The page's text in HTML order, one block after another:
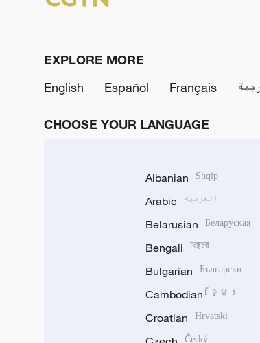
EXPLORE MORE
English
Español Français
CHOOSE YOUR LANGUAGE
Albanian Shqip
Arabic العربية
Belarusian Беларуская
Bengali বাংলা
Bulgarian Български
Cambodian ខ្មែរ
Croatian Hrvatski
Český